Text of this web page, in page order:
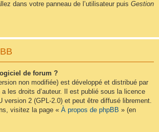
dans votre panneau de l’utilisateur puis Gestion
de forum ?
non modifiée) est développé et distribué par
a les droits d’auteur. Il est publié sous la licence
version 2 (GPL-2.0) et peut être diffusé librement.
visitez la page « À propos de phpBB » (en